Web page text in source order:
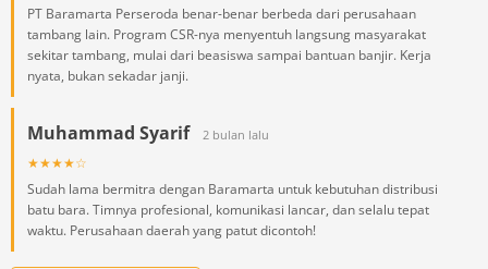
PT Baramarta Perseroda benar-benar berbeda dari perusahaan
tambang lain. Program CSR-nya menyentuh langsung masyarakat
sekitar tambang, mulai dari beasiswa sampai bantuan banjir. Kerja
nyata, bukan sekadar janji.
Muhammad Syarif 2 bulan lalu
★★★★☆
Sudah lama bermitra dengan Baramarta untuk kebutuhan distribusi
batu bara. Timnya profesional, komunikasi lancar, dan selalu tepat
waktu. Perusahaan daerah yang patut dicontoh!